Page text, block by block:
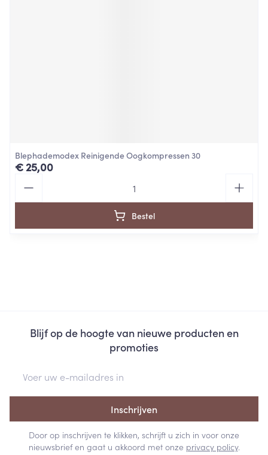
Blephademodex Reinigende Oogkompressen 30
€ 25,00
Bestel
Blijf op de hoogte van nieuwe producten en
promoties
Inschrijven
Door op inschrijven te klikken, schrijft u zich in voor onze
nieuwsbrief en gaat u akkoord met onze privacy policy.